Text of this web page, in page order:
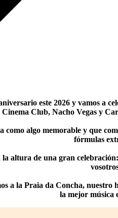
este 2026 y vamos a
Club, Nacho Vegas y
como algo memorable y que
fórmulas
altura de una gran
a la Praia da Concha,
la mejor música